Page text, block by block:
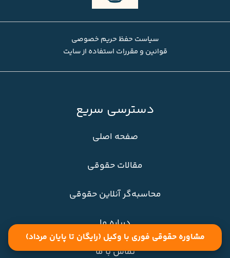
سیاست حفظ حریم خصوصی
قوانین و مقررات استفاده از سایت
دسترسی سریع
صفحه اصلی
مقالات حقوقی
محاسبه‌گر آنلاین حقوقی
درباره ما
تماس با ما
مشاوره حقوقی فوری با وکیل (رایگان تا پایان مرداد)